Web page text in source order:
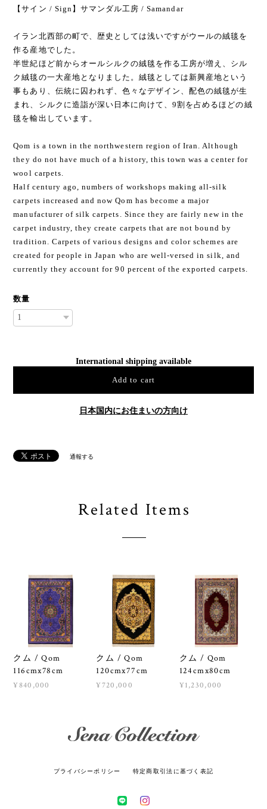
【サイン / Sign】サマンダル工房 / Samandar
イラン北西部の町で、歴史としては浅いですがウールの絨毯を
作る産地でした。
半世紀ほど前からオールシルクの絨毯を作る工房が増え、シル
ク絨毯の一大産地となりました。絨毯としては新興産地という
事もあり、伝統に囚われず、色々なデザイン、配色の絨毯が生
まれ、シルクに造詣が深い日本に向けて、9割を占めるほどの絨
毯を輸出しています。
Qom is a town in the northwestern region of Iran. Although
they do not have much of a history, this town was a center for
wool carpets.
Half century ago, numbers of workshops making all-silk
carpets increased and now Qom has become a major
manufacturer of silk carpets. Since they are fairly new in the
carpet industry, they create carpets that are not bound by
tradition. Carpets of various designs and color schemes are
created for people in Japan who are well-versed in silk, and
currently they account for 90 percent of the exported carpets.
数量
International shipping available
Add to cart
日本国内にお住まいの方向け
通報する
Related Items
クム / Qom
116cmx78cm
¥840,000
クム / Qom
120cmx77cm
¥720,000
クム / Qom
124cmx80cm
¥1,230,000
プライバシーポリシー 特定商取引法に基づく表記